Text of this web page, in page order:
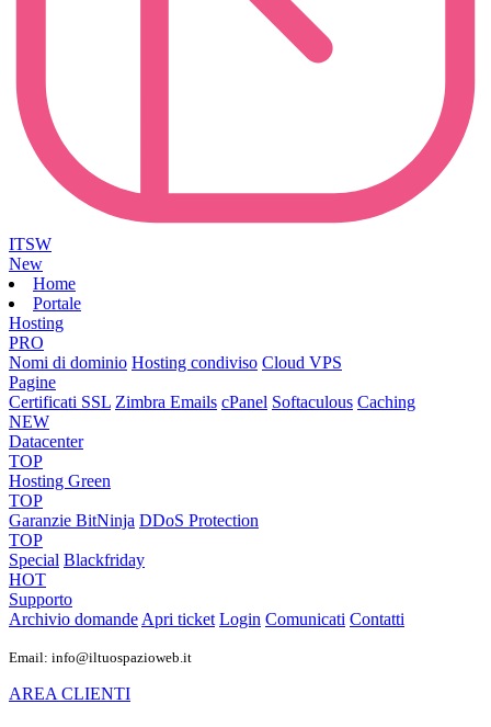
ITSW
New
Home
Portale
Hosting
PRO
Nomi di dominio Hosting condiviso Cloud VPS
Pagine
Certificati SSL Zimbra Emails cPanel Softaculous Caching
NEW
Datacenter
TOP
Hosting Green
TOP
Garanzie BitNinja DDoS Protection
TOP
Special Blackfriday
HOT
Supporto
Archivio domandeApri ticket Login Comunicati Contatti
Email: info@iltuospazioweb.it
AREA CLIENTI